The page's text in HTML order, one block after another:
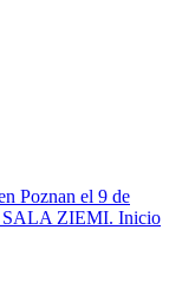
Poznan el 9 de
SALA ZIEMI. Inicio